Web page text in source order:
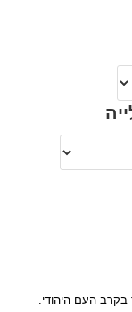
בקרב העם היהודי.